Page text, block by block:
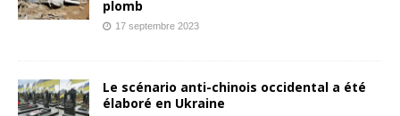
plomb
17 septembre 2023
Le scénario anti-chinois occidental a été
élaboré en Ukraine